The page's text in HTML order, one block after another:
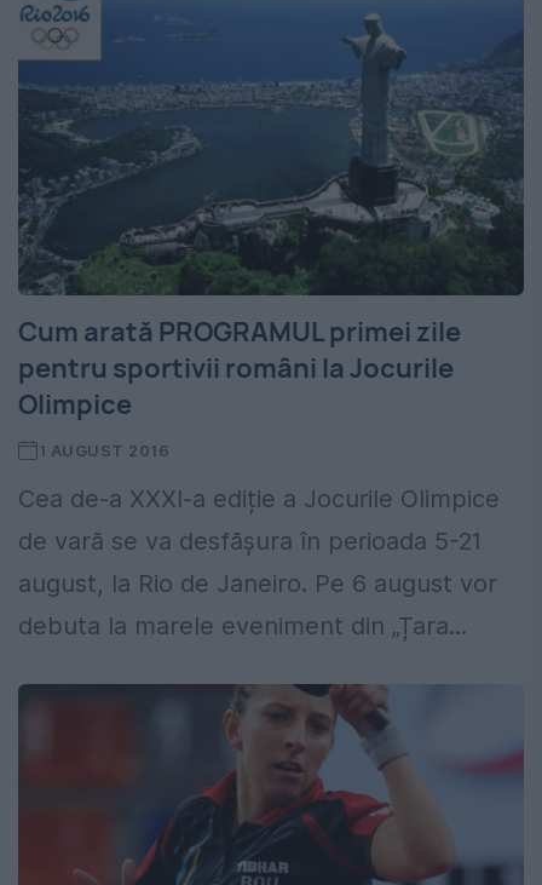
Cum arată PROGRAMUL primei zile
pentru sportivii români la Jocurile
Olimpice
1 AUGUST 2016
Cea de-a XXXI-a ediție a Jocurile Olimpice
de vară se va desfășura în perioada 5-21
august, la Rio de Janeiro. Pe 6 august vor
debuta la marele eveniment din „Țara...